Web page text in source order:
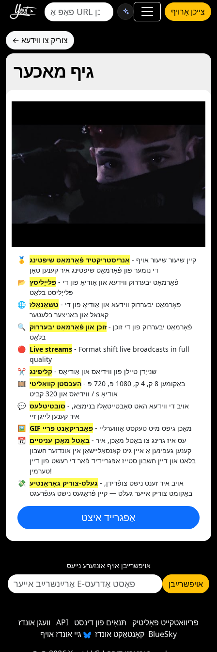
צייכן אַרויף
← צוריק צו ווידעא
גיף מאכער
🥇 אַנריסטריקטיד פֿאָרמאַט שיפטינג - קיין שיעור שיעור אויף
די נומער פון פֿאָרמאַט שיפטינג איר קענען טאָן
📂 פּלייַליסץ - פֿאָרמאַט יבעררוק ווידעא און אַודיאָ פון די
פּלייַליסט בלאַט
🌐 טשאַנאַלז - פֿאָרמאַט יבעררוק ווידעא און אַודיאָ פֿון די
קאַנאַל און באַניצער בלעטער
🔍 זוכן און פֿאָרמאַט יבעררוק - פֿאָרמאַט יבעררוק פון די זוכן
בלאַט
🔴 Live streams - Format shift live broadcasts in full
quality
✂️ קליפּינג
- שנייַדן טיילן פון ווידיאס און אַודיאָס
🎞️ העכסטן קוואַליטי - באַקומען 8 ק, 4 ק, 1080 פּ, 720 פּ
ווידיאס און 320 קביט / s אַודיאָ
💬 סובטיטלעס - אויב די ווידעא האט סאַבטייטאַלז בנימצא,
איר קענען לייגן זיי
🖼️
GIF פאַבריקאַנט פריי
- מאַכן גיפס מיט טעקסט אָוווערליי
📆 באָטל מאַכן עניטיים - עס איז גרינג צו באָטל מאַכן, איר
קענען געפֿינען אַ איין גיט קאַנסאַליישאַן אין אונדזער חשבון
בלאַט און דיין חשבון סטייז אַפּגריידיד פֿאַר די רעשט פון דיין
טערמין!
💸 געלט-צוריק גאַראַנטיע - אויב איר זענט נישט צופֿרידן,
באַקומט צוריק אייער געלט — קיין פֿראַגעס נישט געפֿרעגט
אַפּגרייד איצט
אױפֿשרײַבן אױף אונזערע נײַעס
אױפֿשרײַבן
וועגן אונדז API פּריוואַטקייט פּאָליטיק
תּנאָים פון דינסט
קאָנטאַקט אונדז גיי אונדז אויף BlueSky